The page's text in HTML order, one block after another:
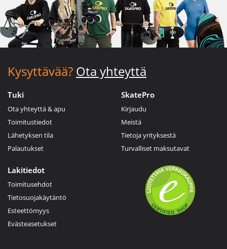
Kysyttävää? Ota yhteyttä
Tuki
Ota yhteyttä & apu
Toimitustiedot
Lähetyksen tila
Palautukset
SkatePro
Kirjaudu
Meistä
Tietoja yrityksestä
Turvalliset maksutavat
Lakitiedot
Toimitusehdot
Tietosuojakäytäntö
Esteettömyys
Evästeasetukset